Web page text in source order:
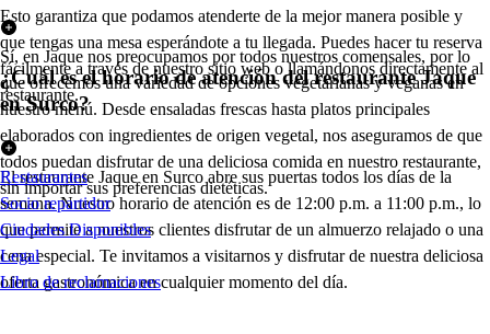
Esto garantiza que podamos atenderte de la mejor manera posible y
que tengas una mesa esperándote a tu llegada. Puedes hacer tu reserva
fácilmente a través de nuestro sitio web o llamándonos directamente al
restaurante.
Sí, en Jaque nos preocupamos por todos nuestros comensales, por lo
que ofrecemos una variedad de opciones vegetarianas y veganas en
nuestro menú. Desde ensaladas frescas hasta platos principales
elaborados con ingredientes de origen vegetal, nos aseguramos de que
todos puedan disfrutar de una deliciosa comida en nuestro restaurante,
sin importar sus preferencias dietéticas.
¿Cuál es el horario de atención del restaurante Jaque
en Surco?
El restaurante Jaque en Surco abre sus puertas todos los días de la
semana. Nuestro horario de atención es de 12:00 p.m. a 11:00 p.m., lo
que permite a nuestros clientes disfrutar de un almuerzo relajado o una
cena especial. Te invitamos a visitarnos y disfrutar de nuestra deliciosa
oferta gastronómica en cualquier momento del día.
Restaurantes
Socio repartidor
Ciudades Disponibles
Legal
Libro de reclamaciones